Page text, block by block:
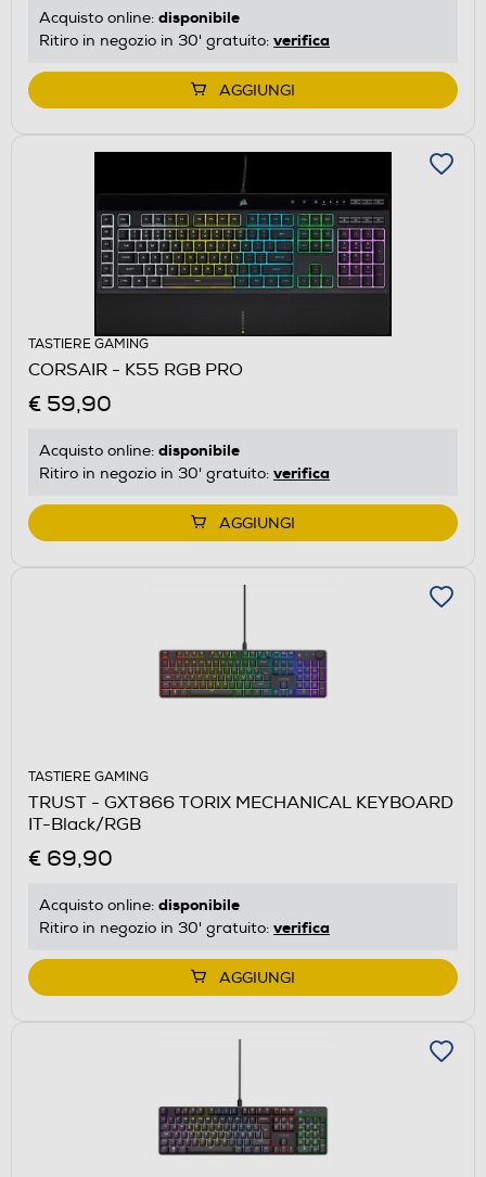
Acquisto online: disponibile
Ritiro in negozio in 30' gratuito: verifica
AGGIUNGI
TASTIERE GAMING
CORSAIR - K55 RGB PRO
€ 59,90
Acquisto online: disponibile
Ritiro in negozio in 30' gratuito: verifica
AGGIUNGI
TASTIERE GAMING
TRUST - GXT866 TORIX MECHANICAL KEYBOARD
IT-Black/RGB
€ 69,90
Acquisto online: disponibile
Ritiro in negozio in 30' gratuito: verifica
AGGIUNGI